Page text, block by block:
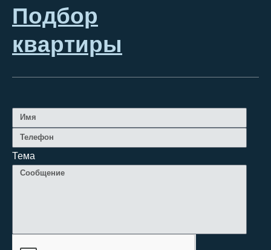
Подбор
квартиры
Тема